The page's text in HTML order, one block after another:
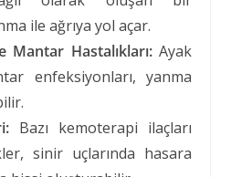
ile ağrıya yol açar.
Mantar Hastalıkları:Ayak
enfeksiyonları, yanma
Bazı kemoterapi ilaçları
sinir uçlarında hasara